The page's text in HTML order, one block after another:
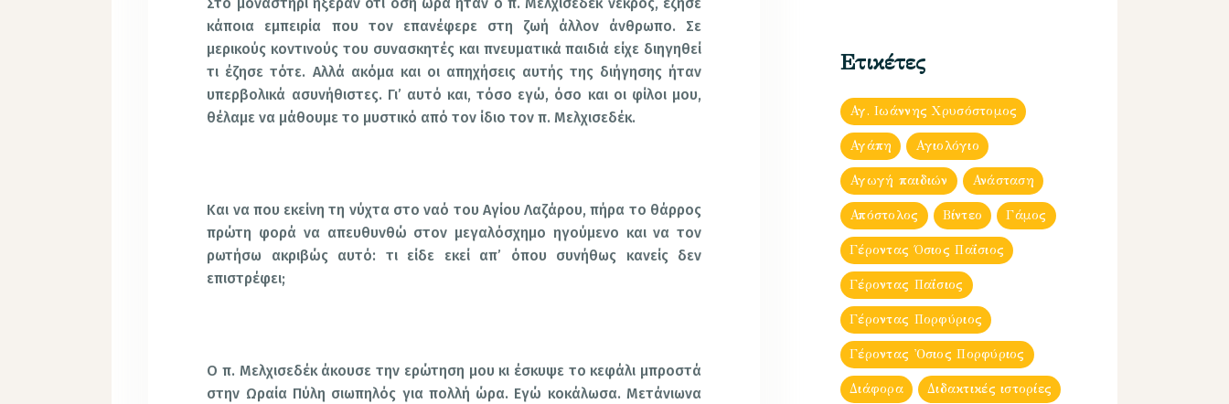
κάποια εμπειρία που τον επανέφερε στη ζωή άλλον άνθρωπο. Σε
μερικούς κοντινούς του συνασκητές και πνευματικά παιδιά είχε διηγηθεί
τι έζησε τότε. Αλλά ακόμα και οι απηχήσεις αυτής της διήγησης ήταν
υπερβολικά ασυνήθιστες. Γι’ αυτό και, τόσο εγώ, όσο και οι φίλοι μου,
θέλαμε να μάθουμε το μυστικό από τον ίδιο τον π. Μελχισεδέκ.
Και να που εκείνη τη νύχτα στο ναό του Αγίου Λαζάρου, πήρα το θάρρος
πρώτη φορά να απευθυνθώ στον μεγαλόσχημο ηγούμενο και να τον
ρωτήσω ακριβώς αυτό: τι είδε εκεί απ’ όπου συνήθως κανείς δεν
επιστρέφει;
Ο π. Μελχισεδέκ άκουσε την ερώτηση μου κι έσκυψε το κεφάλι μπροστά
στην Ωραία Πύλη σιωπηλός για πολλή ώρα. Εγώ κοκάλωσα. Μετάνιωνα
Ετικέτες
Αγ. Ιωάννης Χρυσόστομος
Αγάπη Αγιολόγιο
Αγωγή παιδιών Ανάσταση
Απόστολος Βίντεο Γάμος
Γέροντας Όσιος Παΐσιος
Γέροντας Παΐσιος
Γέροντας Πορφύριος
Γέροντας Ὀσιος Πορφύριος
Διάφορα Διδακτικές ιστορίες